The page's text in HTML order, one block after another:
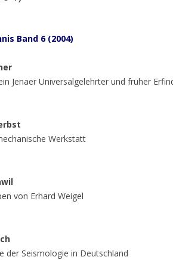
Band 6 (2004)
Jenaer Universalgelehrter und früher
Werkstatt
von Erhard Weigel
der Seismologie in Deutschland